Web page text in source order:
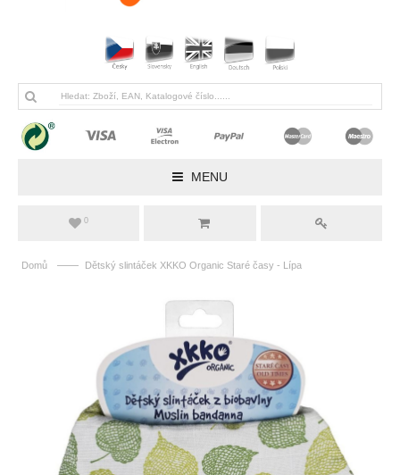
MENU
0
Domů —— Dětský slintáček XKKO Organic Staré časy - Lípa